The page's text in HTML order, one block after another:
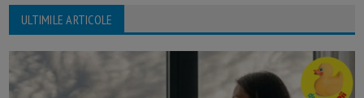
ULTIMILE ARTICOLE